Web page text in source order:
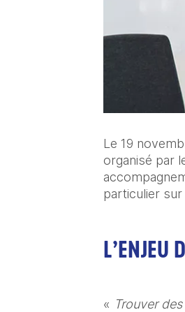
Le 19
organisé par
particulier sur
L’ENJEU
« Trouver